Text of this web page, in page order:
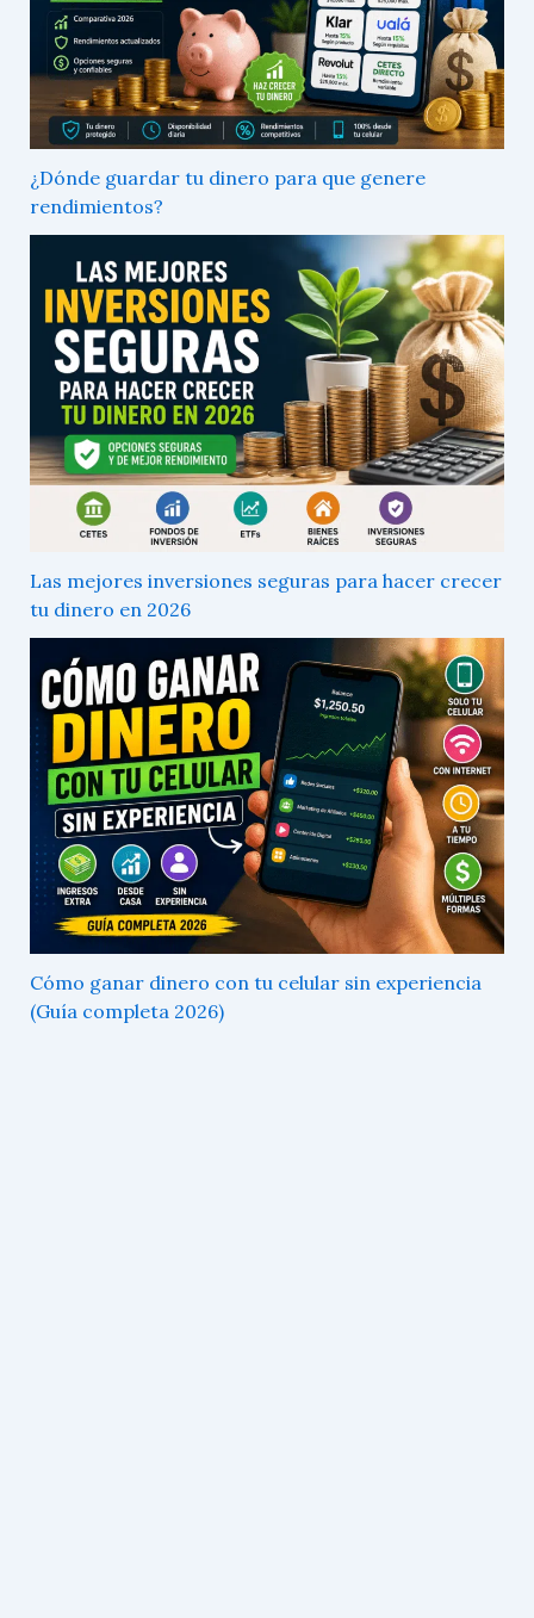
¿Dónde guardar tu dinero para que genere
rendimientos?
Las mejores inversiones seguras para hacer crecer
tu dinero en 2026
Cómo ganar dinero con tu celular sin experiencia
(Guía completa 2026)